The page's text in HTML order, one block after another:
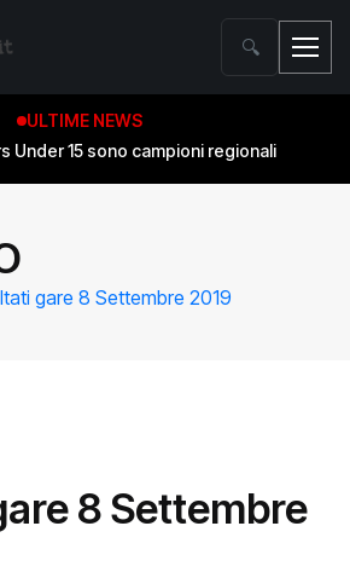
🔍
ULTIME NEWS
Under 15 sono campioni regionali
gare 8 Settembre 2019
8 Settembre